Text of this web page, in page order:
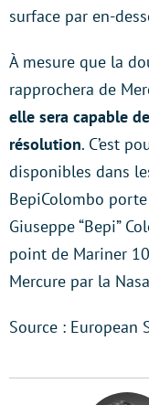
surface par en-
À mesure que la
rapprochera de
elle sera capable
résolution. C’est
disponibles dans
BepiColombo
Giuseppe “Bepi”
point de Mariner
Mercure par la
Source : European